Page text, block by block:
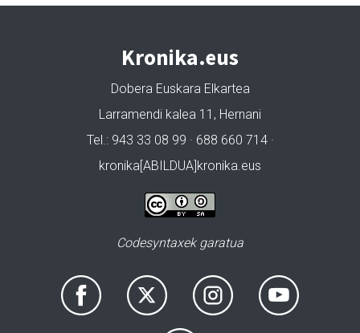
Kronika.eus
Dobera Euskara Elkartea
Larramendi kalea 11, Hernani
Tel.: 943 33 08 99 · 688 660 714 ·
kronika[ABILDUA]kronika.eus
Codesyntaxek garatua